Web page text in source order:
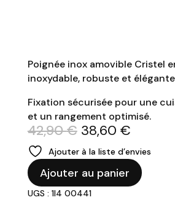
Poignée inox amovible Cristel
inoxydable, robuste et
Fixation sécurisée pour une
et un rangement optimisé.
42,90€ Le
prix
initial
était :
42,90 €.
38,60 €Le
prix
actuel
est :
38,60 €.
Ajouter à la liste d’envies
quantité
de
CRISTEL
Ajouter au panier
UGS : 1I4 00441